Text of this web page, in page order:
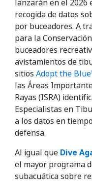
lanzarán en el 2026
recogida de datos
por buceadores. A
para la
buceadores
avistamientos de
sitios Adopt the
las Áreas
Rayas (ISRA)
Especialistas en
a los datos en
defensa.
Al igual que Dive
el mayor programa
subacuática sobre